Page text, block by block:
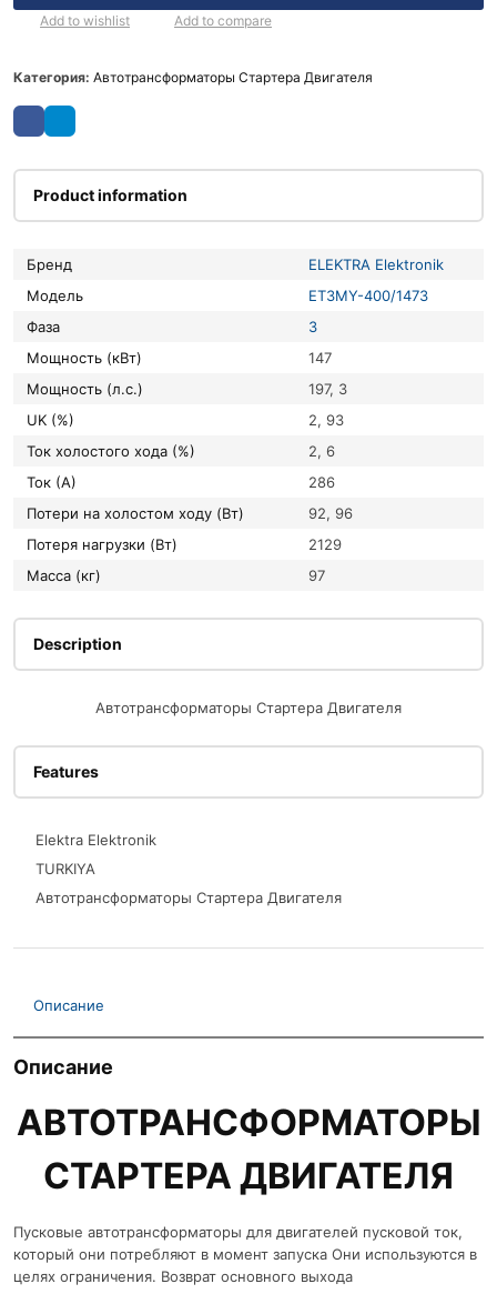
Add to wishlist Add to compare
Категория: Автотрансформаторы Стартера Двигателя
Product information
Бренд
ELEKTRA Elektronik
Модель
ET3MY-400/1473
Фаза
3
Мощность (кВт)
147
Мощность (л.с.)
197, 3
UK (%)
2, 93
Ток холостого хода (%)
2, 6
Ток (А)
286
Потери на холостом ходу (Вт)
92, 96
Потеря нагрузки (Вт)
2129
Масса (кг)
97
Description
Автотрансформаторы Стартера Двигателя
Features
Elektra Elektronik
TURKIYA
Автотрансформаторы Стартера Двигателя
Описание
Описание
АВТОТРАНСФОРМАТОРЫ
СТАРТЕРА ДВИГАТЕЛЯ
Пусковые автотрансформаторы для двигателей пусковой ток,
который они потребляют в момент запуска Они используются в
целях ограничения. Возврат основного выхода